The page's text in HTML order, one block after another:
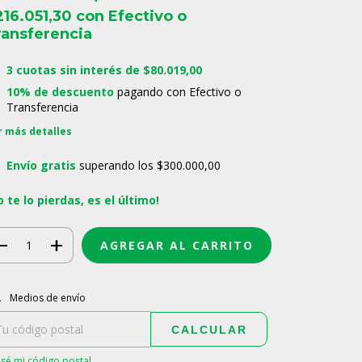
con Efectivo o
3 cuotas sin interés de $80.019,00
10% de descuento pagando con Efectivo o
Transferencia
más detalles
Envío gratis superando los $300.000,00
te lo pierdas, es el último!
para el CP:
Medios de envío
CALCULAR